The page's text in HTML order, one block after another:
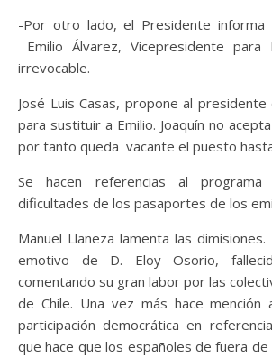
-Por otro lado, el Presidente informa
Emilio Álvarez, Vicepresidente
irrevocable.
José Luis Casas, propone al presidente
para sustituir a Emilio. Joaquín no
por tanto queda vacante el puesto
Se hacen referencias al
dificultades de los pasaportes de los
Manuel Llaneza lamenta las
emotivo de D. Eloy Osorio,
comentando su gran labor por las
de Chile. Una vez más hace
participación democrática en
que hace que los españoles de fuera de